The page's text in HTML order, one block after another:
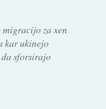
migracijo za xen
kar ukinejo
sforsirajo